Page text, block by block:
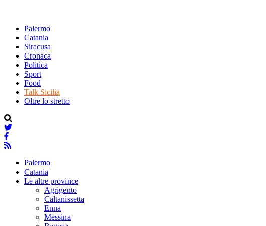
Palermo
Catania
Siracusa
Cronaca
Politica
Sport
Food
Talk Sicilia
Oltre lo stretto
Palermo
Catania
Le altre province
Agrigento
Caltanissetta
Enna
Messina